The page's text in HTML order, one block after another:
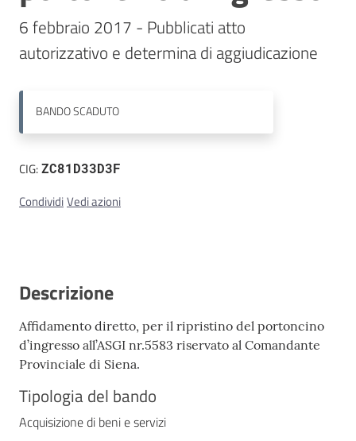
Contatti
6 febbraio 2017 - Pubblicati atto
autorizzativo e determina di aggiudicazione
BANDOSCADUTO
CIG:ZC81D33D3F
CondividiVedi azioni
Descrizione
Affidamento diretto, per il ripristino del portoncino
d’ingresso all’ASGI nr.5583 riservato al Comandante
Provinciale di Siena.
Tipologia del bando
Acquisizione di beni e servizi